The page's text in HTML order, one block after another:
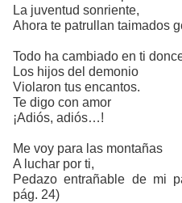
La juventud sonriente,
Ahora te patrullan taimados
Todo ha cambiado en ti
Los hijos del demonio
Violaron tus encantos.
Te digo con amor
¡Adiós, adiós…!
Me voy para las montañas
A luchar por ti,
Pedazo entrañable de mi
pág. 24)